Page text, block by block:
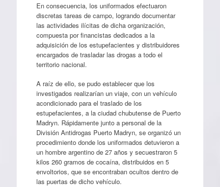
En consecuencia, los uniformados efectuaron
discretas tareas de campo, logrando documentar
las actividades ilícitas de dicha organización,
compuesta por financistas dedicados a la
adquisición de los estupefacientes y distribuidores
encargados de trasladar las drogas a todo el
territorio nacional.
A raíz de ello, se pudo establecer que los
investigados realizarían un viaje, con un vehículo
acondicionado para el traslado de los
estupefacientes, a la ciudad chubutense de Puerto
Madryn. Rápidamente junto a personal de la
División Antidrogas Puerto Madryn, se organizó un
procedimiento donde los uniformados detuvieron a
un hombre argentino de 27 años y secuestraron 5
kilos 260 gramos de cocaína, distribuidos en 5
envoltorios, que se encontraban ocultos dentro de
las puertas de dicho vehículo.